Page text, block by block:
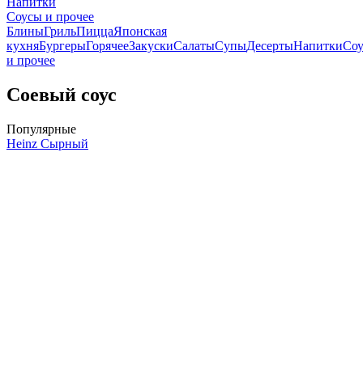
Соусы и прочее
БлиныГрильПиццаЯпонская
кухняБургерыГорячееЗакускиСалатыСупыДесертыНапитки
и прочее
Соевый соус
Популярные
Heinz Сырный